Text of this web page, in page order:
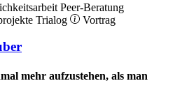
Peer-Beratung
Trialog Vortrag
mehr aufzustehen, als man